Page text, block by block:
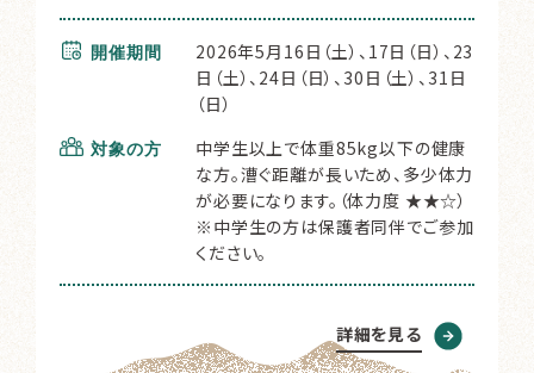
開催期間
2026年5月16日（土）、17日（日）、23
日（土）、24日（日）、30日（土）、31日
（日）
対象の方
中学生以上で体重85kg以下の健康
な方。漕ぐ距離が長いため、多少体力
が必要になります。（体力度 ★★☆）
※中学生の方は保護者同伴でご参加
ください。
詳細を見る